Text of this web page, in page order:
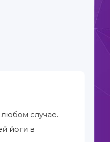
любом случае.
йоги в